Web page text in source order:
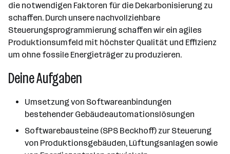
die notwendigen Faktoren für die Dekarbonisierung zu
schaffen. Durch unsere nachvollziehbare
Steuerungsprogrammierung schaffen wir ein agiles
Produktionsumfeld mit höchster Qualität und Effizienz
um ohne fossile Energieträger zu produzieren.
Deine Aufgaben
Umsetzung von Softwareanbindungen
bestehender Gebäudeautomationslösungen
Softwarebausteine (SPS Beckhoff) zur Steuerung
von Produktionsgebäuden, Lüftungsanlagen sowie